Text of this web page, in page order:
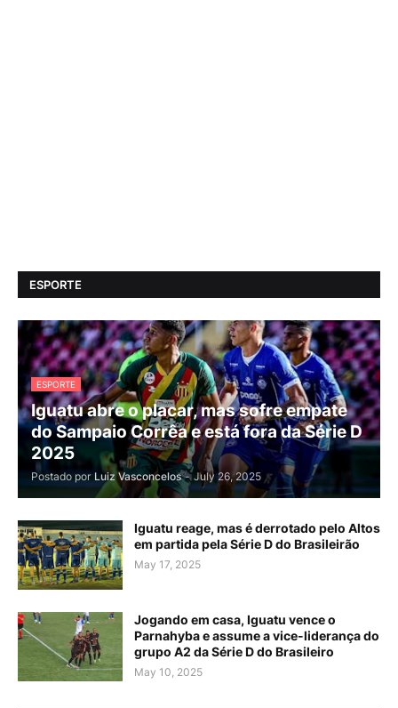
ESPORTE
ESPORTE
Iguatu abre o placar, mas sofre empate
do Sampaio Corrêa e está fora da Série D
2025
Postado por Luiz Vasconcelos - July 26, 2025
Iguatu reage, mas é derrotado pelo Altos
em partida pela Série D do Brasileirão
May 17, 2025
Jogando em casa, Iguatu vence o
Parnahyba e assume a vice-liderança do
grupo A2 da Série D do Brasileiro
May 10, 2025